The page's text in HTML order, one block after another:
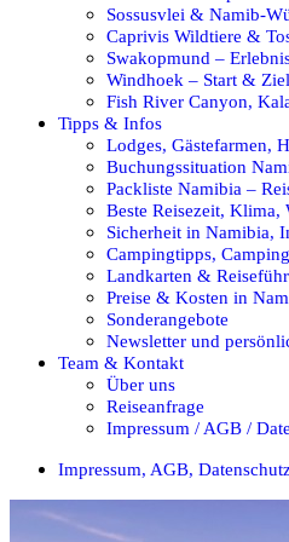
Sossusvlei & Namib-
Caprivis Wildtiere &
Swakopmund –
Windhoek – Start &
Fish River Canyon,
Tipps & Infos
Lodges, Gästefarmen,
Buchungssituation
Packliste Namibia –
Beste Reisezeit, Klima,
Sicherheit in Namibia,
Campingtipps,
Landkarten &
Preise & Kosten in
Sonderangebote
Newsletter und
Team & Kontakt
Über uns
Reiseanfrage
Impressum / AGB /
Impressum, AGB,